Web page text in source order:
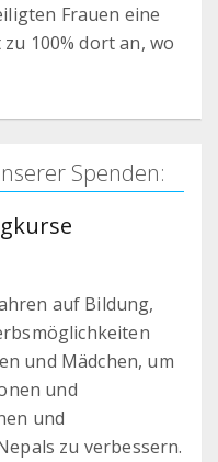
Frauen eine
100% dort an, wo
Spenden:
auf Bildung,
und Mädchen, um
und
und
zu verbessern.